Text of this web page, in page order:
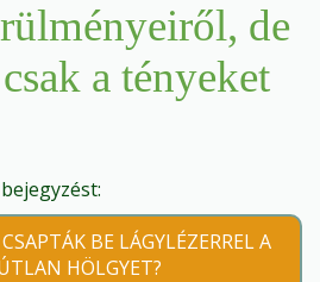
de
a tényeket
BE LÁGYLÉZERREL A
HÖLGYET?